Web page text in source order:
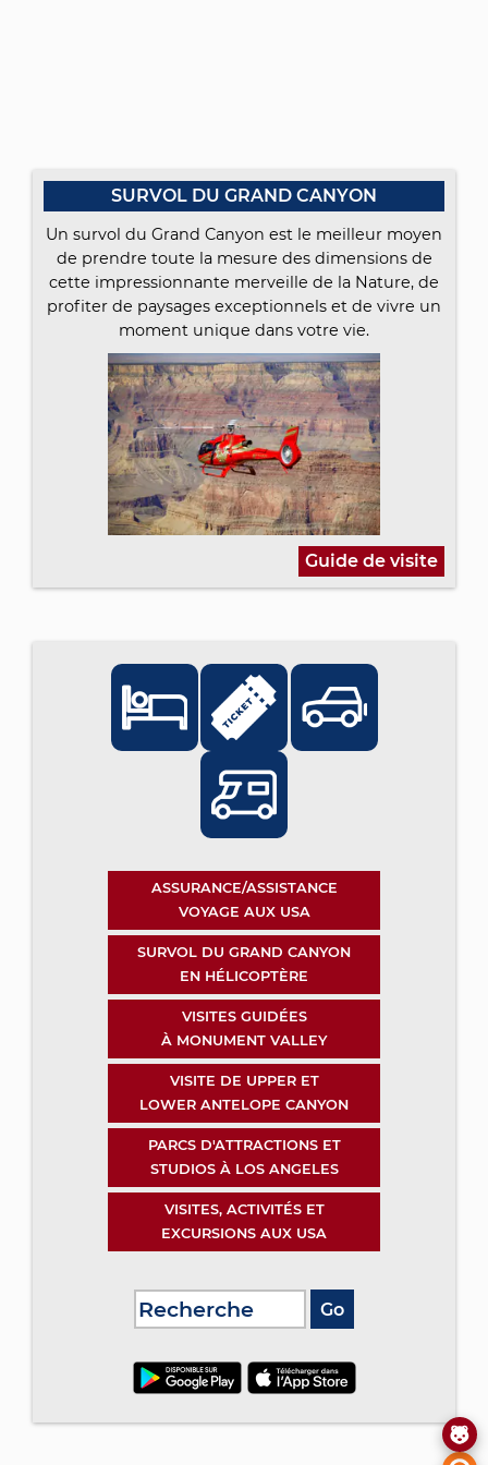
SURVOL DU GRAND CANYON
Un survol du Grand Canyon est le meilleur moyen
de prendre toute la mesure des dimensions de
cette impressionnante merveille de la Nature, de
profiter de paysages exceptionnels et de vivre un
moment unique dans votre vie.
Guide de visite
ASSURANCE/ASSISTANCE
VOYAGE AUX USA
SURVOL DU GRAND CANYON
EN HÉLICOPTÈRE
VISITES GUIDÉES
À MONUMENT VALLEY
VISITE DE UPPER ET
LOWER ANTELOPE CANYON
PARCS D'ATTRACTIONS ET
STUDIOS À LOS ANGELES
VISITES, ACTIVITÉS ET
EXCURSIONS AUX USA